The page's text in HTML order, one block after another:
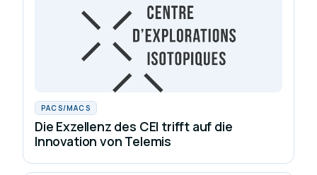
PACS/MACS
Die Exzellenz des CEI trifft auf die
Innovation von Telemis